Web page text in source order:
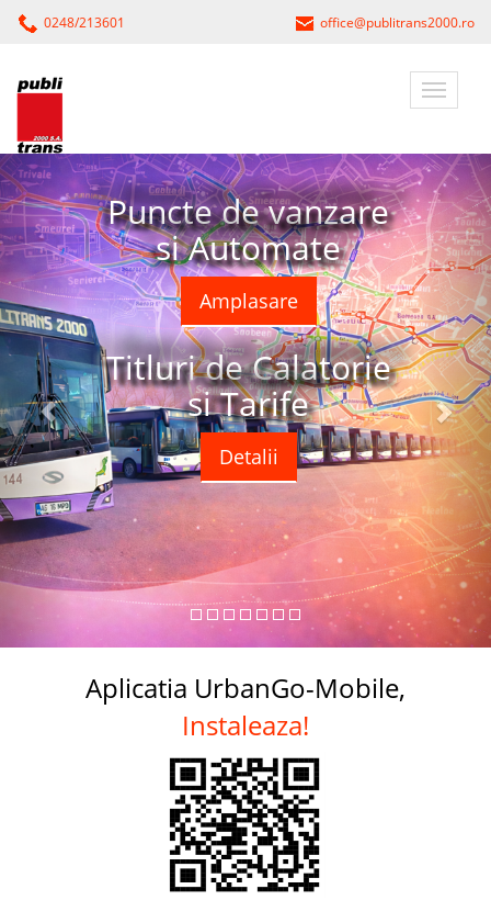
0248/213601 office@publitrans2000.ro
Puncte de vanzare
si Automate
Amplasare
Titluri de Calatorie
si Tarife
Detalii
Aplicatia UrbanGo-Mobile,
Instaleaza!